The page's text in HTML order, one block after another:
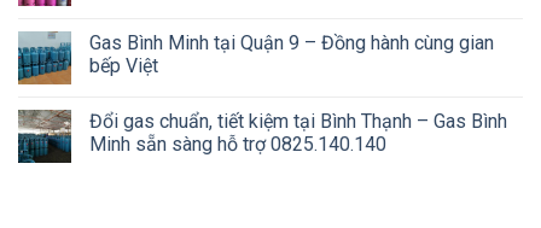
Gas Bình Minh tại Quận 9 – Đồng hành cùng gian
bếp Việt
Đổi gas chuẩn, tiết kiệm tại Bình Thạnh – Gas Bình
Minh sẵn sàng hỗ trợ 0825.140.140